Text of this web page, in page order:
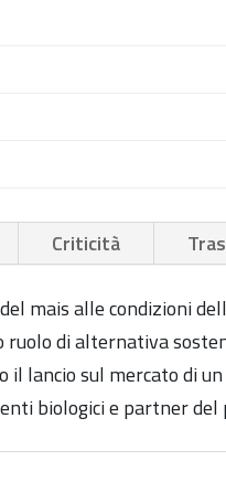
Criticità
mais alle condizioni
di alternativa
lancio sul mercato di
biologici e partner